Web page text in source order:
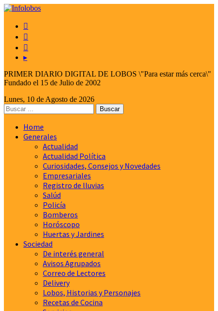



▸
PRIMER DIARIO DIGITAL DE LOBOS \"Para estar más cerca\"
Fundado el 15 de Julio de 2002
Lunes, 10 de Agosto de 2026
Home
Generales
Actualidad
Actualidad Política
Curiosidades, Consejos y Novedades
Empresariales
Registro de lluvias
Salúd
Policía
Bomberos
Horóscopo
Huertas y Jardines
Sociedad
De interés general
Avisos Agrupados
Correo de Lectores
Delivery
Lobos, Historias y Personajes
Recetas de Cocina